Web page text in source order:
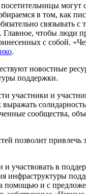
могут
в том, как
связывать
чтобы люди
с собой.
.
новостные
поддержки.
участники и
сообщества,
позволит привлечь
участвовать в
инфраструктуры
помощью и с